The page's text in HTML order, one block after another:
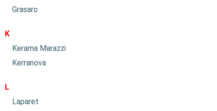
Grasaro
K
Kerama Marazzi
Kerranova
L
Laparet